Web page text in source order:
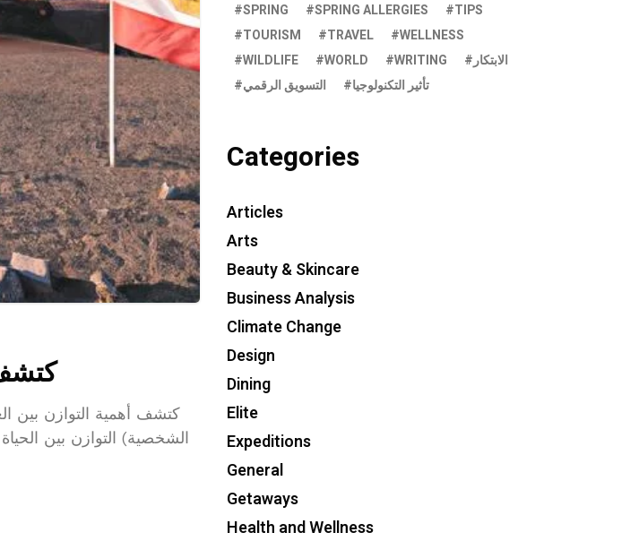
الشخصية) التوازن بين
SPRING
SPRING ALLERGIES
TIPS
TOURISM
TRAVEL
WELLNESS
WILDLIFE
WORLD WRITING
الابتكار
التسويق الرقمي
تأثير التكنولوجيا
Categories
Articles
Arts
Beauty & Skincare
Business Analysis
Climate Change
Design
Dining
Elite
Expeditions
General
Getaways
Health and Wellness